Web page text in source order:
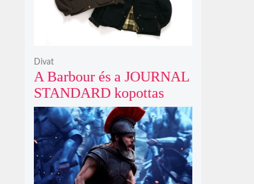
A Barbour és a JOURNAL
STANDARD kopottas
gyapjúkabátja most
rövidebb szabással tarol
Divat